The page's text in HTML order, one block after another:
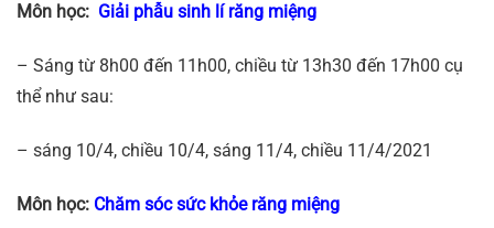
Môn học: Giải phẫu sinh lí răng miệng
– Sáng từ 8h00 đến 11h00, chiều từ 13h30 đến 17h00 cụ
thể như sau:
– sáng 10/4, chiều 10/4, sáng 11/4, chiều 11/4/2021
Môn học: Chăm sóc sức khỏe răng miệng